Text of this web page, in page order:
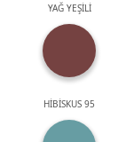
YAĞ YEŞİLİ
HİBİSKUS 95